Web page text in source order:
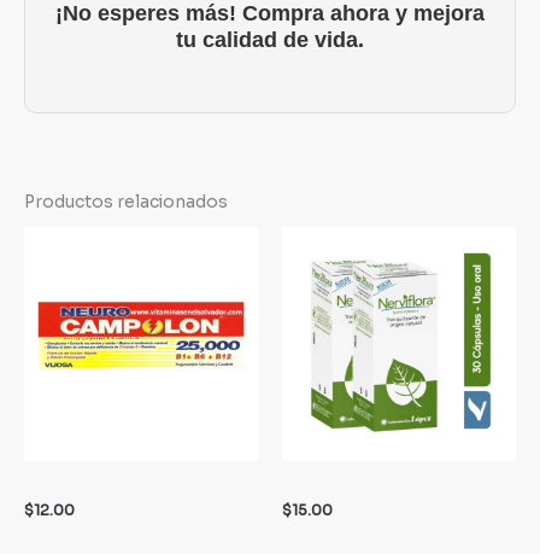
¡No esperes más! Compra ahora y mejora
tu calidad de vida.
Productos relacionados
$12.00 $15.00